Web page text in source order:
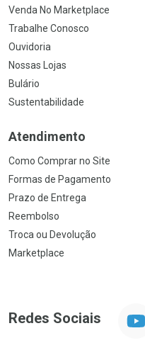
Venda No Marketplace
Trabalhe Conosco
Ouvidoria
Nossas Lojas
Bulário
Sustentabilidade
Atendimento
Como Comprar no Site
Formas de Pagamento
Prazo de Entrega
Reembolso
Troca ou Devolução
Marketplace
Redes Sociais